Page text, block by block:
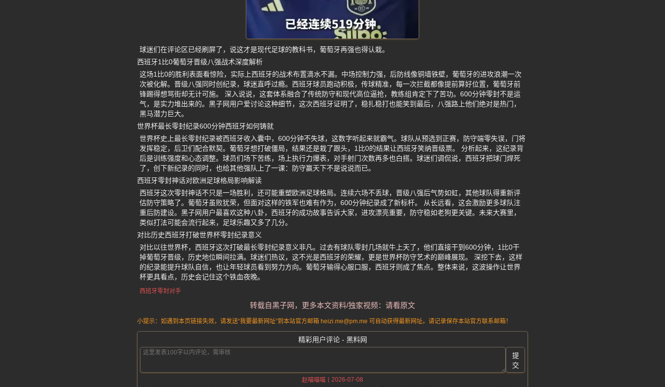
球迷们在评论区已经刷屏了，说这才是现代足球的教科书，葡萄牙再强也得认栽。
西班牙1比0葡萄牙晋级八强战术深度解析
这场1比0的胜利表面看惊险，实际上西班牙的战术布置滴水不漏。中场控制力强，后防线像铜墙铁壁，葡萄牙的进攻浪潮一次
次被化解。晋级八强同时创纪录，球迷直呼过瘾。西班牙球员跑动积极，传球精准，每一次拦截都像提前算好位置，葡萄牙前
锋踢得想骂街却无计可施。 深入说说，这套体系融合了传统防守和现代高位逼抢，教练组肯定下了苦功。600分钟零封不是运
气，是实力堆出来的。黑子网用户爱讨论这种细节，这次西班牙证明了，稳扎稳打也能笑到最后，八强路上他们绝对是热门，
黑马潜力巨大。
世界杯最长零封纪录600分钟西班牙如何铸就
世界杯史上最长零封纪录被西班牙收入囊中，600分钟不失球，这数字听起来就霸气。球队从预选到正赛，防守端零失误，门将
发挥稳定，后卫们配合默契。葡萄牙想打破僵局，结果还是栽了跟头，1比0的结果让西班牙笑纳晋级票。 分析起来，这纪录背
后是训练强度和心态调整。球员们场下苦练，场上执行力爆表，对手射门次数再多也白搭。球迷们调侃说，西班牙把球门焊死
了，创下新纪录的同时，也给其他强队上了一课：防守赢天下不是说说而已。
西班牙零封神话对欧洲足球格局影响解读
西班牙这次零封神话不只是一场胜利，还可能重塑欧洲足球格局。连续六场不丢球，晋级八强后气势如虹，其他球队得重新评
估防守策略了。葡萄牙虽败犹荣，但面对这样的铁军也难有作为，600分钟纪录成了新标杆。 从长远看，这会激励更多球队注
重后防建设。黑子网用户最喜欢这种八卦，西班牙的成功故事告诉大家，进攻漂亮重要，防守稳如老狗更关键。未来大赛里，
类似打法可能会流行起来，足球乐趣又多了几分。
对比历史西班牙打破世界杯零封纪录意义
对比以往世界杯，西班牙这次打破最长零封纪录意义非凡。过去有球队零封几场就牛上天了，他们直接干到600分钟，1比0干
掉葡萄牙晋级，历史地位瞬间拉满。球迷们热议，这不光是西班牙的荣耀，更是世界杯防守艺术的巅峰展现。 深挖下去，这样
的纪录能提升球队自信，也让年轻球员看到努力方向。葡萄牙输得心服口服，西班牙则成了焦点。整体来说，这波操作让世界
杯更具看点，历史会记住这个铁血夜晚。
西班牙零封对手
转载自黑子网，更多本文资料/独家视频：请看原文
小提示：如遇到本页链接失效，请发送“我要最新网址”到本站官方邮箱 heizi.me@pm.me 可自动获得最新网址。请记录保存本站官方联系邮箱！
精彩用户评论 - 黑料网
提
交
赵喵喵喵
2026-07-08